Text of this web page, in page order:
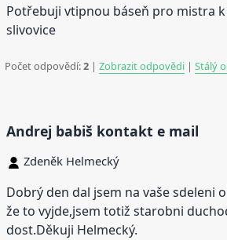
Potřebuji vtipnou báseň pro mistra
slivovice
Počet odpovědí:2 |Zobrazit odpovědi |Stálý
Andrej babiš kontakt e mail
Zdeněk Helmecký
Dobrý den dal jsem na vaše sdeleni
že to vyjde,jsem totiž starobni
dost.Děkuji Helmecký.